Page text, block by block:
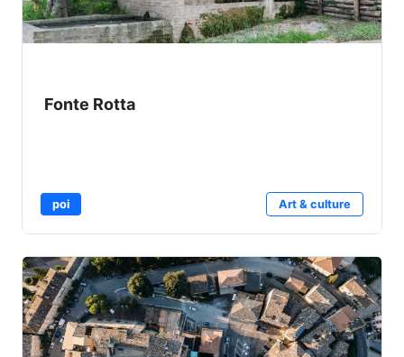
Fonte Rotta
poi Art & culture